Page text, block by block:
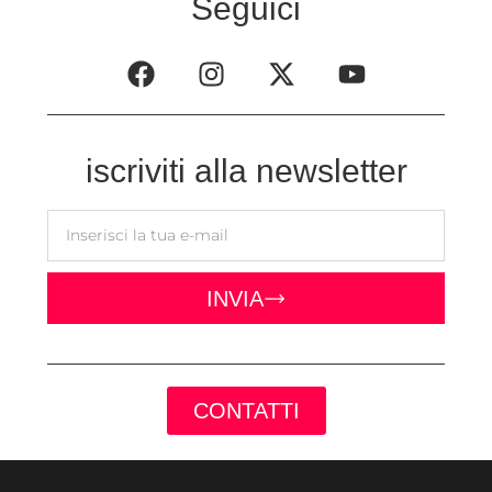
Seguici
iscriviti alla newsletter
INVIA
CONTATTI